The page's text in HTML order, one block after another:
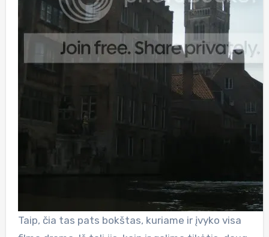
Taip, čia tas pats bokštas, kuriame ir įvyko visa